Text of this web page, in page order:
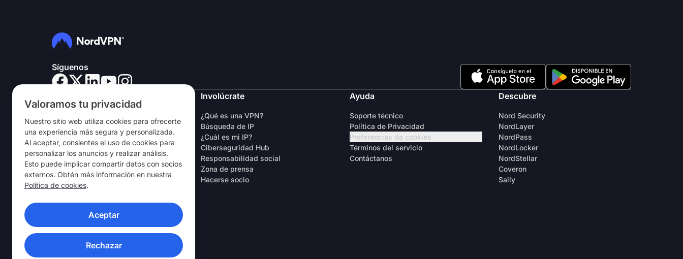
Valoramos tu privacidad
Nuestro sitio web utiliza cookies para ofrecerte
una experiencia más segura y personalizada.
Al aceptar, consientes el uso de cookies para
personalizar los anuncios y realizar análisis.
Esto puede implicar compartir datos con socios
externos. Obtén más información en nuestra
Política de cookies.
Aceptar
Rechazar
Síguenos
Empleo
Prueba gratuita de VPN
Routers VPN
Opiniones
Descuento de estudiantes y
empleados
Dónde comprar
Recomienda a un amigo
Involúcrate
¿Qué es una VPN?
Búsqueda de IP
¿Cuál es mi IP?
Ciberseguridad Hub
Responsabilidad social
Zona de prensa
Hacerse socio
Ayuda
Soporte técnico
Política de Privacidad
Preferencias de cookies
Términos del servicio
Contáctanos
Descubre
Nord Security
NordLayer
NordPass
NordLocker
NordStellar
Coveron
Saily
APLICACIONES VPN